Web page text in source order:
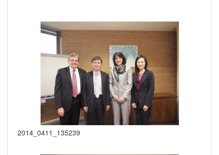
2014_0411_135239